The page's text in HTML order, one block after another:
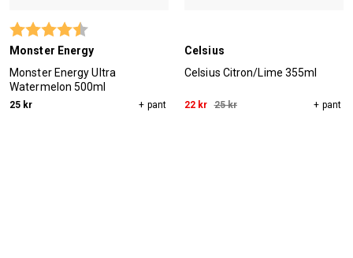
Betyg:
Monster Energy
Monster Energy Ultra
Watermelon 500ml
25 kr + pant
Celsius
Celsius Citron/Lime 355ml
22 kr 25 kr + pant